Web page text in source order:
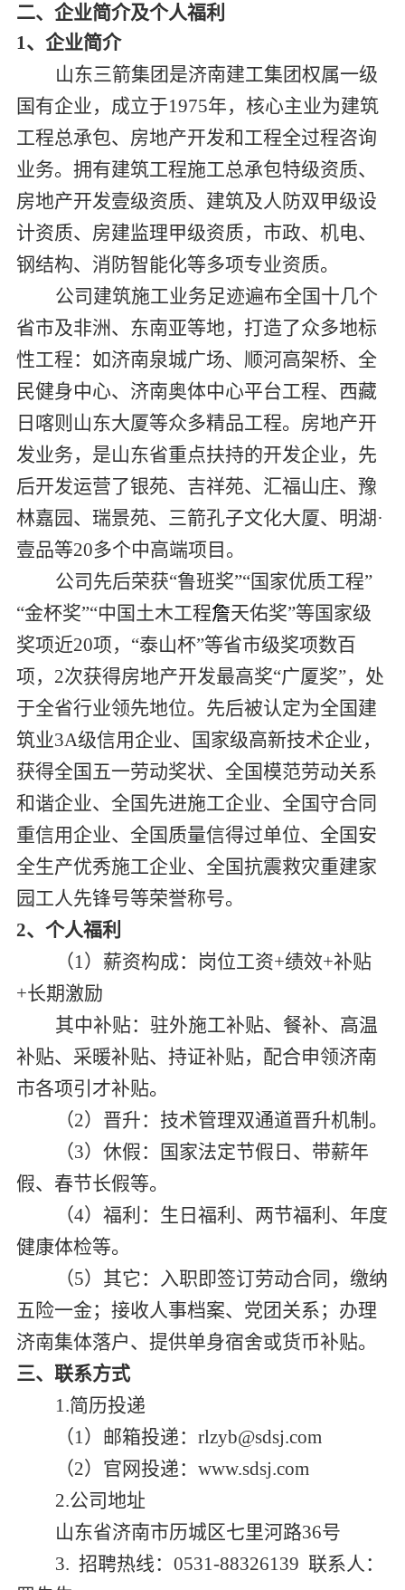
二、 企业简介及个人福利
1 、企业简介
山东三箭集团是济南建工集团权属一级
国有企业，成立于1975年，核心主业为建筑
工程总承包、房地产开发和工程全过程咨询
业务。拥有建筑工程施工总承包特级资质、
房地产开发壹级资质、建筑及人防双甲级设
计资质、房建监理甲级资质，市政、机电、
钢结构、消防智能化等多项专业资质。
公司建筑施工业务足迹遍布全国十几个
省市及非洲、东南亚等地，打造了众多地标
性工程：如济南泉城广场、顺河高架桥、全
民健身中心、济南奥体中心平台工程、西藏
日喀则山东大厦等众多精品工程。房地产开
发业务，是山东省重点扶持的开发企业，先
后开发运营了银苑、吉祥苑、汇福山庄、豫
林嘉园、瑞景苑、三箭孔子文化大厦、明湖·
壹品等20多个中高端项目。
公司先后荣获“鲁班奖”“国家优质工程”
“金杯奖”“中国土木工程詹天佑奖”等国家级
奖项近20项，“泰山杯”等省市级奖项数百
项，2次获得房地产开发最高奖“广厦奖”，处
于全省行业领先地位。先后被认定为全国建
筑业3A级信用企业、国家级高新技术企业，
获得全国五一劳动奖状、全国模范劳动关系
和谐企业、全国先进施工企业、全国守合同
重信用企业、全国质量信得过单位、全国安
全生产优秀施工企业、全国抗震救灾重建家
园工人先锋号等荣誉称号。
2、个人福利
（1）薪资构成：岗位工资+绩效+补贴
+长期激励
其中补贴：驻外施工补贴、餐补、高温
补贴、采暖补贴、持证补贴，配合申领济南
市各项引才补贴。
（2）晋升：技术管理双通道晋升机制。
（3）休假：国家法定节假日、带薪年
假、春节长假等。
（4）福利：生日福利、两节福利、年度
健康体检等。
（5）其它：入职即签订劳动合同，缴纳
五险一金；接收人事档案、党团关系；办理
济南集体落户、提供单身宿舍或货币补贴。
三、联系方式
1.简历投递
（1）邮箱投递：rlzyb@sdsj.com
（2）官网投递：www.sdsj.com
2.公司地址
山东省济南市历城区七里河路36号
3. 招聘热线：0531-88326139 联系人：